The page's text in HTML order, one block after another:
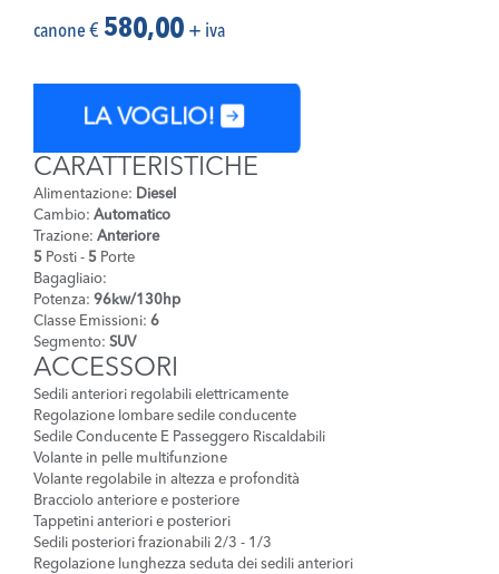
canone € 580,00 + iva
LA VOGLIO!
CARATTERISTICHE
Alimentazione: Diesel
Cambio: Automatico
Trazione: Anteriore
5 Posti - 5 Porte
Bagagliaio:
Potenza: 96kw/130hp
Classe Emissioni: 6
Segmento: SUV
ACCESSORI
Sedili anteriori regolabili elettricamente
Regolazione lombare sedile conducente
Sedile Conducente E Passeggero Riscaldabili
Volante in pelle multifunzione
Volante regolabile in altezza e profondità
Bracciolo anteriore e posteriore
Tappetini anteriori e posteriori
Sedili posteriori frazionabili 2/3 - 1/3
Regolazione lunghezza seduta dei sedili anteriori